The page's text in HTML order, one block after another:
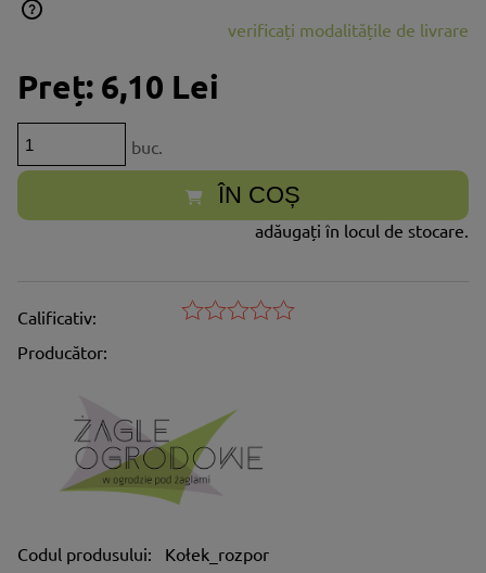
Prețul nu include eventualele costuri aferente plăților
verificați modalitățile de livrare
Preț: 6,10 Lei
buc.
ÎN COȘ
adăugați în locul de stocare.
Calificativ:
Producător:
Codul produsului:
Kołek_rozpor